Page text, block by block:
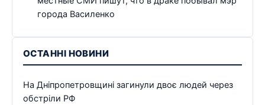
города Василенко
ОСТАННІ НОВИНИ
На Дніпропетровщині загинули двоє людей через
обстріли РФ